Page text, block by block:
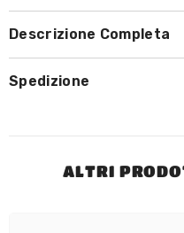
Descrizione Completa
Spedizione
ALTRI